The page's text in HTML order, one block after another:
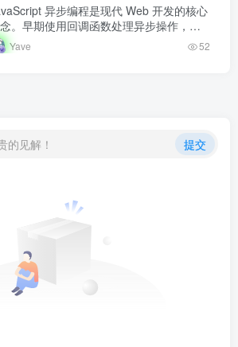
异步编程是现代 Web 开发的核心
。早期使用回调函数处理异步操作，但
产生回调地狱。Promise 的出现改善了
代码的可读…
Yave 52
的见解！ 提交